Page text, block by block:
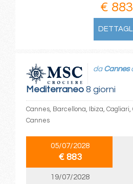
€ 883
DETTAGLI
Mediterraneo8 giorni
da Cannes
Cannes, Barcellona, Ibiza, Cagliari,
Cannes
05/07/2028
€ 883
19/07/2028